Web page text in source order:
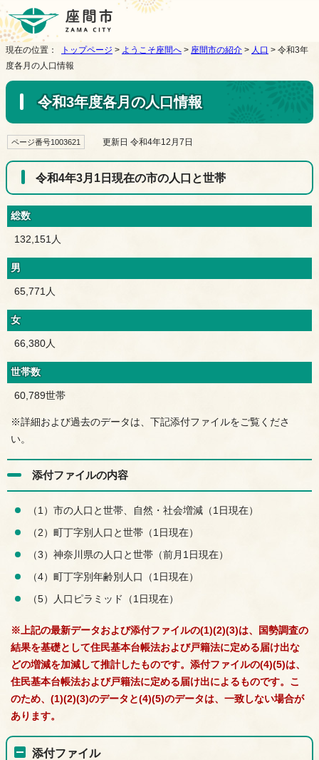
現在の位置： トップページ > ようこそ座間へ > 座間市の紹介 > 人口 > 令和3年
度各月の人口情報
令和3年度各月の人口情報
ページ番号1003621 更新日 令和4年12月7日
令和4年3月1日現在の市の人口と世帯
総数
132,151人
男
65,771人
女
66,380人
世帯数
60,789世帯
※詳細および過去のデータは、下記添付ファイルをご覧くださ
い。
添付ファイルの内容
（1）市の人口と世帯、自然・社会増減（1日現在）
（2）町丁字別人口と世帯（1日現在）
（3）神奈川県の人口と世帯（前月1日現在）
（4）町丁字別年齢別人口（1日現在）
（5）人口ピラミッド（1日現在）
※上記の最新データおよび添付ファイルの(1)(2)(3)は、国勢調査の
結果を基礎として住民基本台帳法および戸籍法に定める届け出な
どの増減を加減して推計したものです。添付ファイルの(4)(5)は、
住民基本台帳法および戸籍法に定める届け出によるものです。こ
のため、(1)(2)(3)のデータと(4)(5)のデータは、一致しない場合が
あります。
添付ファイル